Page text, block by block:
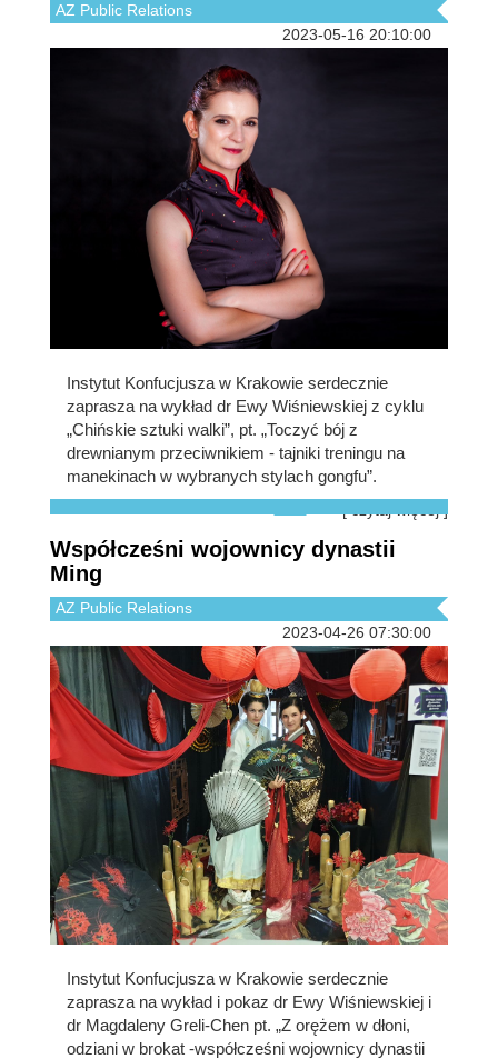
AZ Public Relations
2023-05-16 20:10:00
Instytut Konfucjusza w Krakowie serdecznie
zaprasza na wykład dr Ewy Wiśniewskiej z cyklu
„Chińskie sztuki walki”, pt. „Toczyć bój z
drewnianym przeciwnikiem - tajniki treningu na
manekinach w wybranych stylach gongfu”.
Współcześni wojownicy dynastii
Ming
AZ Public Relations
2023-04-26 07:30:00
Instytut Konfucjusza w Krakowie serdecznie
zaprasza na wykład i pokaz dr Ewy Wiśniewskiej i
dr Magdaleny Greli-Chen pt. „Z orężem w dłoni,
odziani w brokat -współcześni wojownicy dynastii